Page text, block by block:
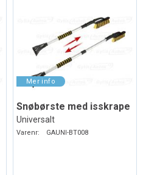
Snøbørste med isskrape
Universalt
Varenr: GAUNI-BT008